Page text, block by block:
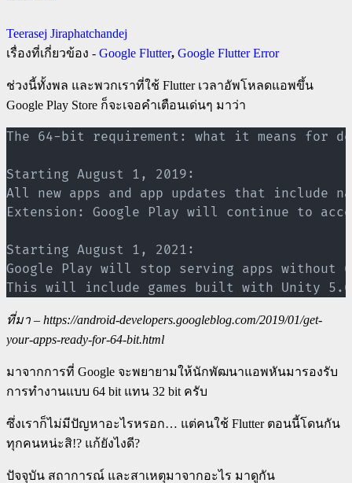
Teerasej Jiraphatchandej
เรื่องที่เกี่ยวข้อง - Google Flutter, Google Flutter Error
ช่วงนี้ทั้งพล และพวกเราที่ใช้ Flutter เวลาอัพโหลดแอพขึ้น
Google Play Store ก็จะเจอคำเตือนเด่นๆ มาว่า
The 64-bit requirement: what it means for
Starting August 1, 2019:
All new apps and app updates that
Extension: Google Play will continue to
Starting August 1, 2021:
Google Play will stop serving apps without
This will include games built with Unity
ที่มา – https://android-developers.googleblog.com/2019/01/get-
your-apps-ready-for-64-bit.html
มาจากการที่ Google จะพยายามให้นักพัฒนาแอพหันมารองรับ
การทำงานแบบ 64 bit แทน 32 bit ครับ
ซึ่งเราก็ไม่มีปัญหาอะไรหรอก… แต่คนใช้ Flutter ตอนนี้โดนกัน
ทุกคนหน่ะสิ!? แก้ยังไงดี?
ปัจจุบัน สถาการณ์ และสาเหตุมาจากอะไร มาดูกัน